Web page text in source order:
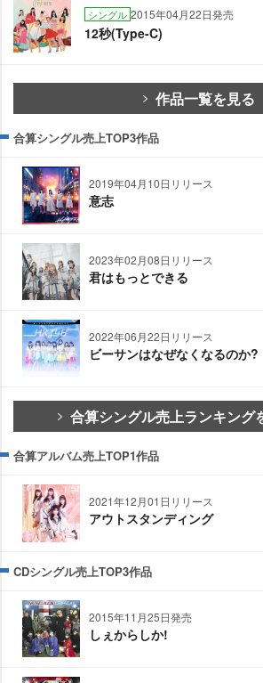
シングル 2015年04月22日発売
12秒(Type-C)
作品一覧を見る
合算シングル売上TOP3作品
2019年04月10日リリース
意志
2023年02月08日リリース
君はもっとできる
2022年06月22日リリース
ビーサンはなぜなくなるのか?
合算シングル売上ランキング
合算アルバム売上TOP1作品
2021年12月01日リリース
アウトスタンディング
CDシングル売上TOP3作品
2015年11月25日発売
しぇからしか!